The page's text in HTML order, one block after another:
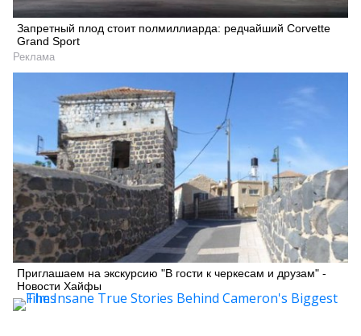
Запретный плод стоит полмиллиарда: редчайший Corvette
Grand Sport
Реклама
Приглашаем на экскурсию "В гости к черкесам и друзам" -
Новости Хайфы